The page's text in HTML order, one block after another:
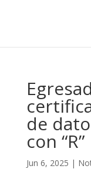
de
con “R”
Jun 6, 2025 |